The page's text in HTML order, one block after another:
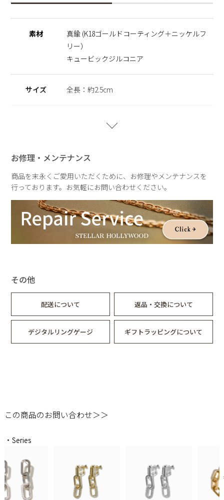
の方でも安心してご使用いただけます。
着用を繰り返すうちにキャッチ側にポストがはまりにくくなる
場合がございます。 ポストが上手くはまらない際は指で簡単
に調整いただけます。
金属製のアクセサリーに含まれるニッケルで引き起こるアレル
素材
真鍮 (K18ゴールドコーティング＋ニッケルフ
リー）
キュービックジルコニア
サイズ 全長：約2.5cm
お修理・メンテナンス
商品を末永くご愛用いただくために、お修理やメンテナンスを
行っております。お気軽にお問い合わせください。
その他
配送について 返品・交換について
デジタルリングゲージ ギフトラッピングについて
この商品のお問い合わせ＞＞
・Series